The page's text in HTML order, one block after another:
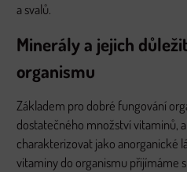
a svalů.
Minerály a jejich
organismu
Základem pro dobré fungování
dostatečného množství vitaminů,
charakterizovat jako anorganické
vitaminy do organismu přijímáme